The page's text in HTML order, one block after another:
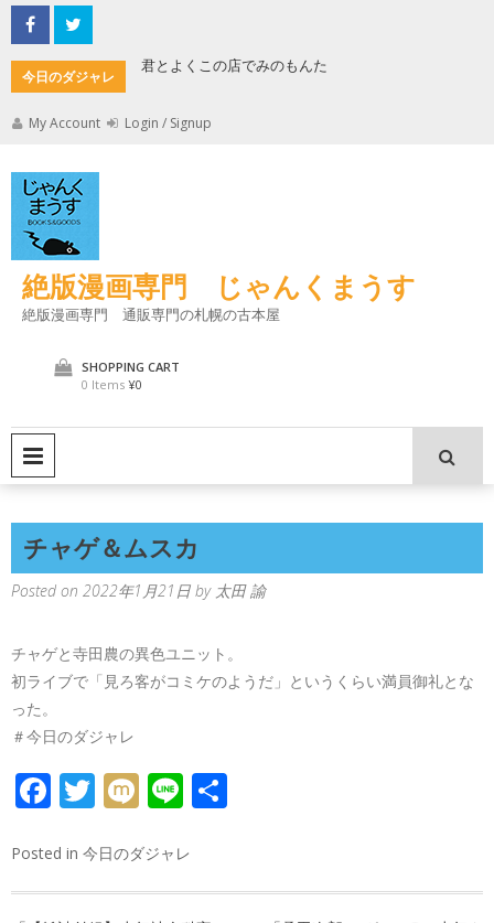
Skip
to
content
今日のダジャレ
君とよくこの店でみのもんた
My Account Login / Signup
絶版漫画専門 じゃんくまうす
絶版漫画専門 通販専門の札幌の古本屋
SHOPPING CART
0 Items ¥0
チャゲ＆ムスカ
Posted on 2022年1月21日 by 太田 諭
チャゲと寺田農の異色ユニット。
初ライブで「見ろ客がコミケのようだ」というくらい満員御礼とな
った。
＃今日のダジャレ
FACEBOOK
TWITTER
MIXILINE
Posted in 今日のダジャレ